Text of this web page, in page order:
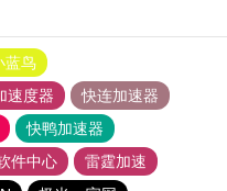
蓝鸟
速度器
快连加速器
快鸭加速器
件中心
雷霆加速